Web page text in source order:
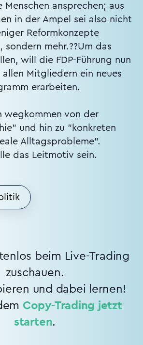
Menschen ansprechen; aus
in der Ampel sei also nicht
Reformkonzepte
sondern mehr.??Um das
will die FDP-Führung nun
allen Mitgliedern ein neues
erarbeiten.
wegkommen von der
und hin zu "konkreten
Alltagsprobleme".
das Leitmotiv sein.
beim Live-Trading
zuschauen.
und dabei lernen!
Copy-Trading jetzt
starten.